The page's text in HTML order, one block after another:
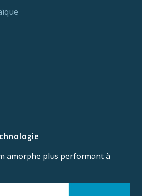
amorphe plus performant à